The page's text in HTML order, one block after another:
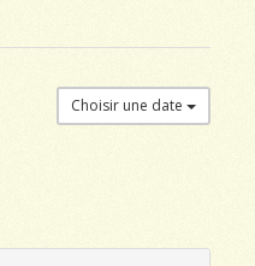
Choisir une date